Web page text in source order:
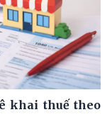
khai thuế theo